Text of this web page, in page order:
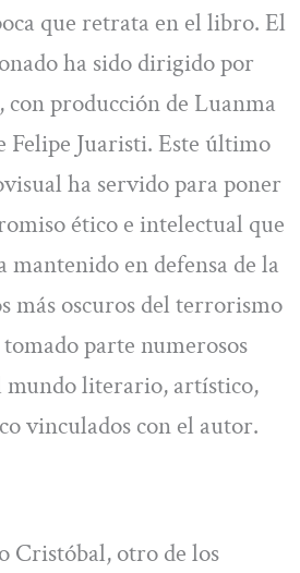
que retrata en el libro. El
ha sido dirigido por
producción de Luanma
Felipe Juaristi. Este último
ha servido para poner
ético e intelectual que
en defensa de la
más oscuros del terrorismo
parte numerosos
mundo literario, artístico,
vinculados con el autor.
Cristóbal, otro de los